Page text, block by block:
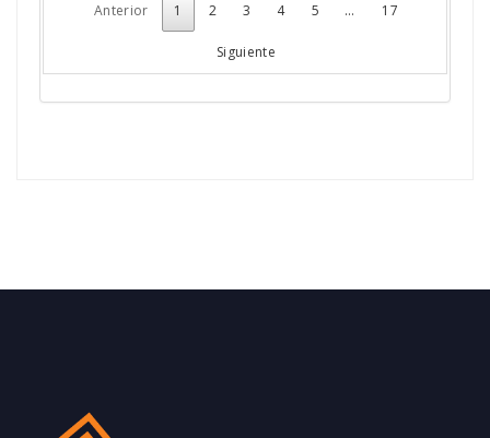
Anterior 1 2 3 4 5 … 17
Siguiente